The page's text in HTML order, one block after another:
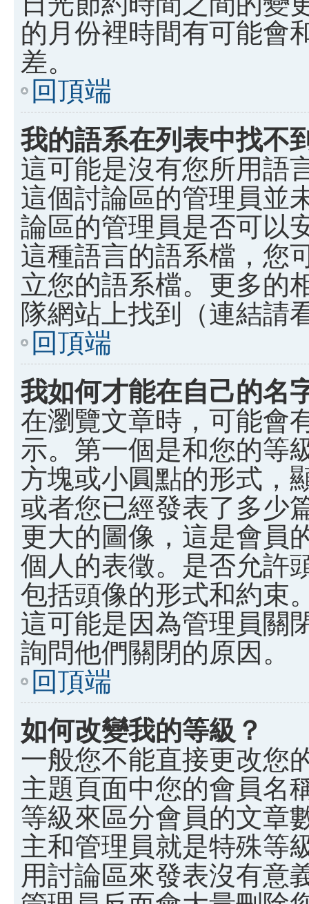
的月份裡時間有可能會
差。
回頂端
我的語系在列表中找不
這可能是沒有您所用語
這個討論區的管理員並
論區的管理員是否可以
這種語言的語系檔，您
立您的語系檔。更多的
隊網站上找到（連結請
回頂端
我如何才能在自己的名
在瀏覽文章時，可能會
示。第一個是和您的等
方塊或小圓點的形式，
或者您已經發表了多少
更大的圖像，這是會員
個人的表徵。是否允許
包括頭像的形式和約束
這可能是因為管理員關
詢問他們關閉的原因。
回頂端
如何改變我的等級？
一般您不能直接更改您
主題頁面中您的會員名
等級來區分會員的文章
主和管理員就是特殊等
用討論區來發表沒有意